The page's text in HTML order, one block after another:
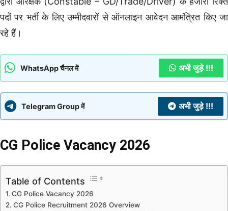
पदों पर भर्ती के लिए उम्मीदवारों से ऑनलाइन आवेदन आमंत्रित किए जा
रहे हैं।
WhatsApp चैनल में अभी जुड़े !!!
Telegram Group में अभी जुड़े !!!
CG Police Vacancy 2026
Table of Contents
CG Police Vacancy 2026
CG Police Recruitment 2026 Overview